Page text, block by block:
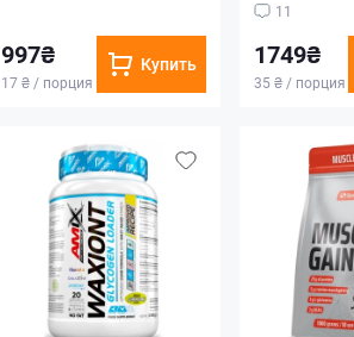
997₴
17 ₴ / порция
Купить
11
1749₴
35 ₴ / порция